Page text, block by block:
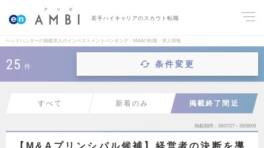
若手ハイキャリアのスカウト転職
ヘッドハンターの掲載求人のインベストメントバンキング・M&Aの転職・求人情報
25 件 条件変更
すべて 新着のみ 掲載終了間近
掲載期間 26/07/27～26/08/09
【M&Aプリンシパル候補】経営者の決断を導